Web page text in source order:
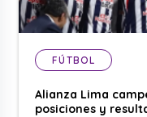
FÚTBOL
Alianza Lima
posiciones y